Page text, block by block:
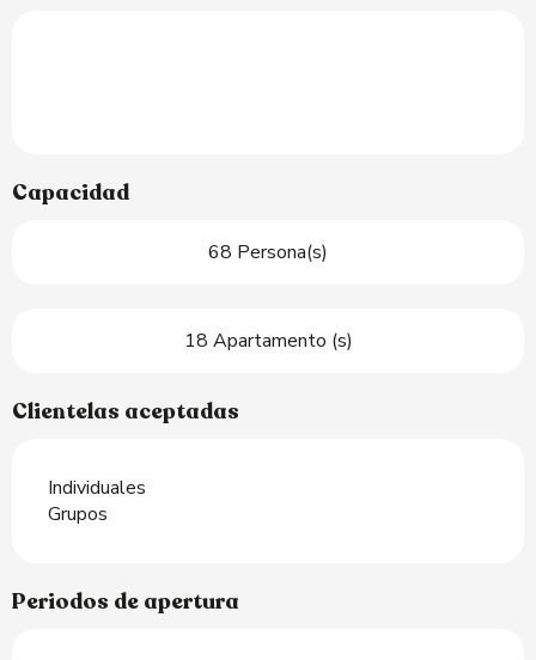
Capacidad
68 Persona(s)
18 Apartamento (s)
Clientelas aceptadas
Individuales
Grupos
Periodos de apertura